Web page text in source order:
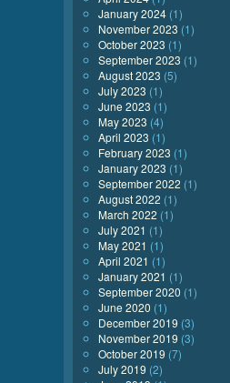
January 2024 (1)
November 2023 (1)
October 2023 (1)
September 2023 (1)
August 2023 (5)
July 2023 (1)
June 2023 (1)
May 2023 (4)
April 2023 (1)
February 2023 (1)
January 2023 (1)
September 2022 (1)
August 2022 (1)
March 2022 (1)
July 2021 (1)
May 2021 (1)
April 2021 (1)
January 2021 (1)
September 2020 (1)
June 2020 (1)
December 2019 (3)
November 2019 (3)
October 2019 (7)
July 2019 (2)